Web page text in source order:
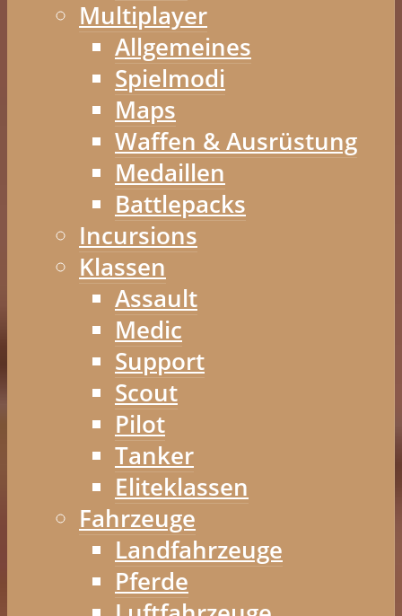
Multiplayer
Allgemeines
Spielmodi
Maps
Waffen & Ausrüstung
Medaillen
Battlepacks
Incursions
Klassen
Assault
Medic
Support
Scout
Pilot
Tanker
Eliteklassen
Fahrzeuge
Landfahrzeuge
Pferde